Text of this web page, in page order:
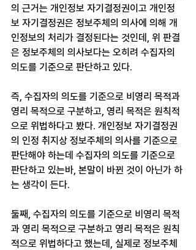
의 근거는 개인정보 자기결정권이고 개인정
보 자기결정권은 정보주체의 의사에 의해 개
인정보의 처리가 결정된다는 것인데, 위 판결
은 정보주체의 의사보다는 오히려 수집자의
의도를 기준으로 판단하고 있다.
즉, 수집자의 의도를 기준으로 비영리 목적과
영리 목적으로 구분하고, 영리 목적은 원칙적
으로 위법하다고 봤다. 개인정보 자기결정권
의 인정 취지상 정보주체의 의사를 기준으로
판단해야 하는데 수집자의 의도를 기준으로
판단하고 있는바, 본말이 바뀐 것이 아닌가 하
는 생각이 든다.
둘째, 수집자의 의도를 기준으로 비영리 목적
과 영리 목적으로 구분하고 영리 목적은 원칙
적으로 위법하다고 했는데, 실제로 정보주체